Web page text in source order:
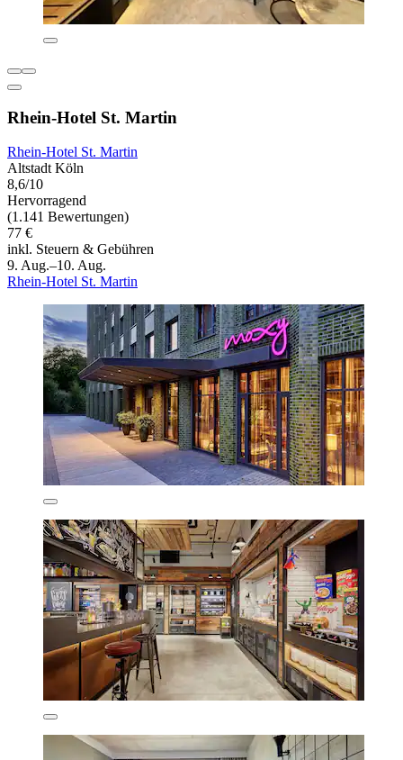
Rhein-Hotel St. Martin
Rhein-Hotel St. Martin
Altstadt Köln
8,6/10
Hervorragend
(1.141 Bewertungen)
77 €
inkl. Steuern & Gebühren
9. Aug.–10. Aug.
Rhein-Hotel St. Martin